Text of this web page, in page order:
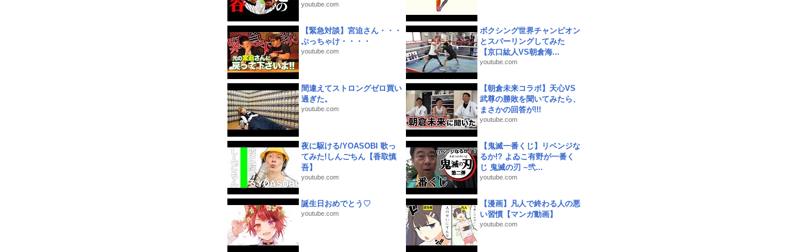
youtube.com
【緊急対談】宮迫さん・・・
ぶっちゃけ・・・・
youtube.com
ボクシング世界チャンピオン
とスパーリングしてみた
【京口紘人VS朝倉海...
youtube.com
間違えてストロングゼロ買い
過ぎた。
youtube.com
【朝倉未来コラボ】天心VS
武尊の勝敗を聞いてみたら、
まさかの回答が!!!
youtube.com
夜に駆ける/YOASOBI 歌っ
てみた!しんごちん【香取慎
吾】
youtube.com
【鬼滅一番くじ】リベンジな
るか!? よゐこ有野が一番く
じ 鬼滅の刃 ~弐...
youtube.com
誕生日おめでとう♡
youtube.com
【漫画】凡人で終わる人の悪
い習慣【マンガ動画】
youtube.com